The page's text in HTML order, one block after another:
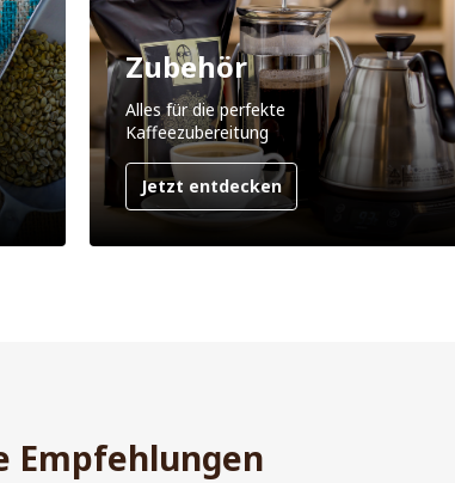
Zubehör
Alles für die perfekte
Kaffeezubereitung
Jetzt entdecken
Empfehlungen